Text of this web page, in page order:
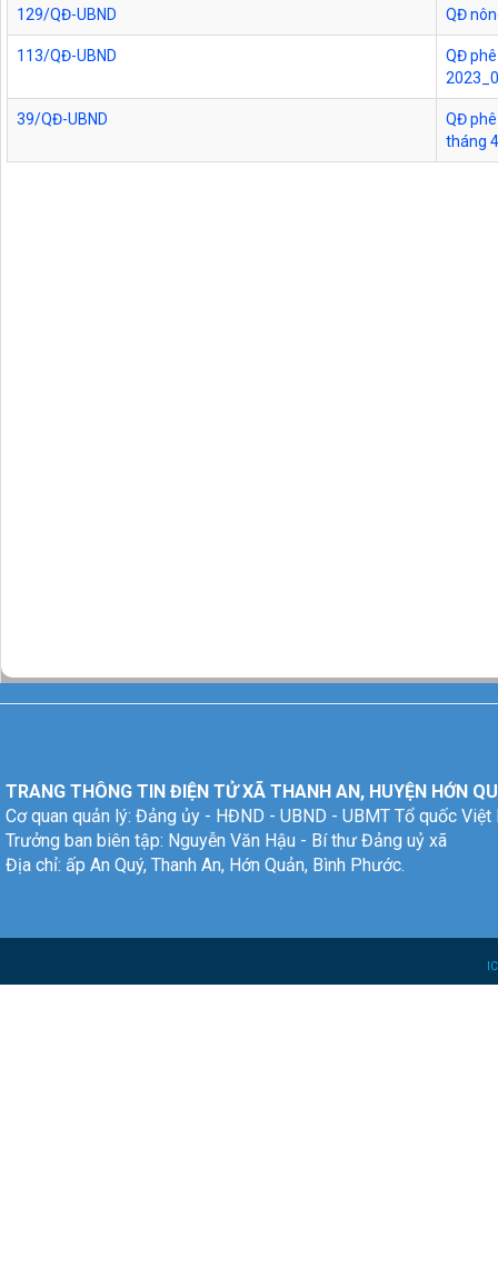
129/QĐ-UBND QĐ
113/QĐ-UBND
QĐ
39/QĐ-UBND
QĐ
tháng
TRANG THÔNG TIN ĐIỆN TỬ XÃ THANH AN, HUYỆN HỚN
Cơ quan quản lý: Đảng ủy - HĐND - UBND - UBMT Tổ quốc Việt
Trưởng ban biên tập: Nguyễn Văn Hậu - Bí thư Đảng uỷ xã
Địa chỉ: ấp An Quý, Thanh An, Hớn Quản, Bình Phước.